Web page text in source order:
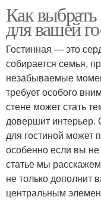
Как
для вашей
Гостинная — это
собирается семья,
незабываемые
требует особого
стене может стать
довершит интерьер.
для гостиной может
особенно если вы не
статье мы
не только дополнит
центральным